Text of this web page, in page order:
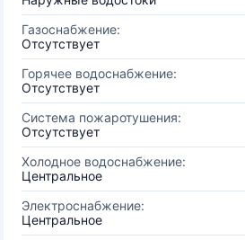
Газоснабжение:
Отсутствует
Горячее водоснабжение:
Отсутствует
Система пожаротушения:
Отсутствует
Холодное водоснабжение:
Центральное
Электроснабжение:
Центральное